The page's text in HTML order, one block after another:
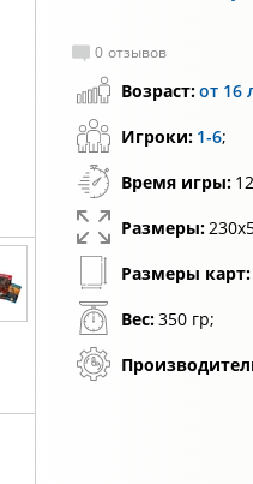
0 отзывов
Возраст:от 16
Игроки: 1-6;
Время игры:
Размеры:
Размеры карт:
Вес:350 гр;